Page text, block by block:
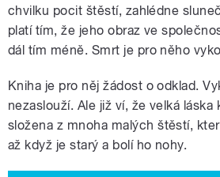
chvilku pocit štěstí, zahlédne
platí tím, že jeho obraz ve
dál tím méně. Smrt je pro něho
Kniha je pro něj žádost o odklad.
nezaslouží. Ale již ví, že velká láska
složena z mnoha malých štěstí,
až když je starý a bolí ho nohy.